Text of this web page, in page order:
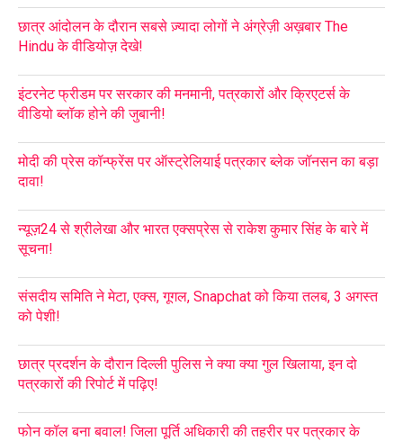
छात्र आंदोलन के दौरान सबसे ज़्यादा लोगों ने अंग्रेज़ी अख़बार The
Hindu के वीडियोज़ देखे!
इंटरनेट फ्रीडम पर सरकार की मनमानी, पत्रकारों और क्रिएटर्स के
वीडियो ब्लॉक होने की जुबानी!
मोदी की प्रेस कॉन्फ्रेंस पर ऑस्ट्रेलियाई पत्रकार ब्लेक जॉनसन का बड़ा
दावा!
न्यूज़24 से श्रीलेखा और भारत एक्सप्रेस से राकेश कुमार सिंह के बारे में
सूचना!
संसदीय समिति ने मेटा, एक्स, गूगल, Snapchat को किया तलब, 3 अगस्त
को पेशी!
छात्र प्रदर्शन के दौरान दिल्ली पुलिस ने क्या क्या गुल खिलाया, इन दो
पत्रकारों की रिपोर्ट में पढ़िए!
फोन कॉल बना बवाल! जिला पूर्ति अधिकारी की तहरीर पर पत्रकार के